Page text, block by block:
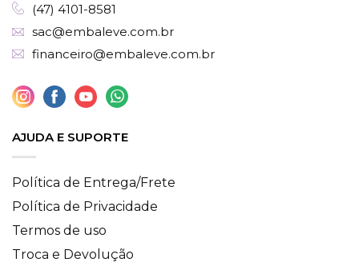
(47) 4101-8581
sac@embaleve.com.br
financeiro@embaleve.com.br
AJUDA E SUPORTE
Política de Entrega/Frete
Política de Privacidade
Termos de uso
Troca e Devolução